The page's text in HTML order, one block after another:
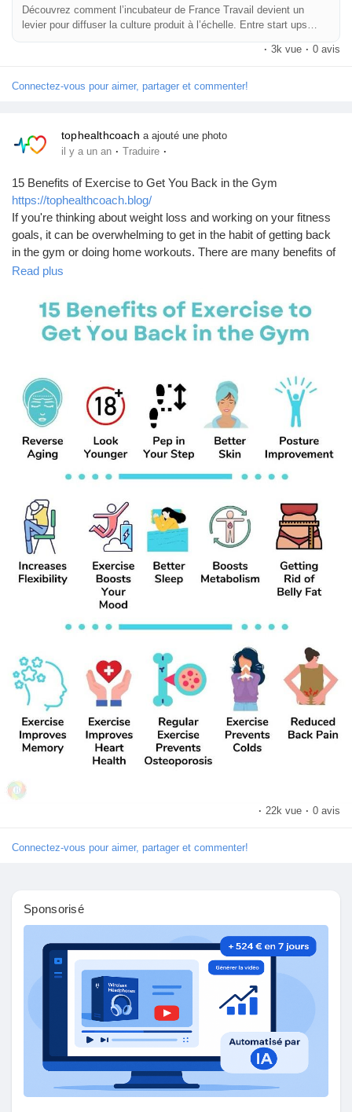
Découvrir Pages
Articles populaires
Découvrir les articles
Financement
Mon financement
Mes Offres
Emplois
Mes emplois
Cours
Forums
Film
Entreprises locales
Runsound music
La silver économie
Affiliation Matrice 3x9
roadblocks—reminds me of those times we brainstormed ideas
that sounded amazing at first but needed a bit of tweaking!
So, what’s next for product transformation? It’s an exciting
#ProductDevelopment #Innovation #FranceTravail
#StartupCulture #TransformationJourney
Découvrez comment l’incubateur de France Travail devient un
levier pour diffuser la culture produit à l’échelle. Entre start ups
d’État, réorganisation en chaînes de valeur et nouveaux modes de
· 3k vue · 0 avis
Connectez-vous pour aimer, partager et commenter!
tophealthcoach a ajouté une photo
il y a un an · Traduire ·
15 Benefits of Exercise to Get You Back in the Gym
https://tophealthcoach.blog/
If you're thinking about weight loss and working on your fitness
goals, it can be overwhelming to get in the habit of getting back
in the gym or doing home workouts. There are many benefits of
exercising beyond losing weight and feeling better overall. I
start working out. Tap the pin for detailed explanations. how to
lose weight |
#WeightLossTips #FitnessGoals #HealthyLiving
#FitnessTips
#HealthyHabits #GetFit #FatBurn #WellnessJourney
#BodyGoals
#WeightLossMotivation
#HealthTips
#NutritionMatters #FitLifestyle #SlimDown #FitnessInspo
#HealthyChoices #BurnFatFast #MealPrepIdeas
#TransformationJourney
#FitnessMindset #StayActive
#HealthyWeightLoss
Read plus
· 22k vue · 0 avis
Connectez-vous pour aimer, partager et commenter!
Sponsorisé